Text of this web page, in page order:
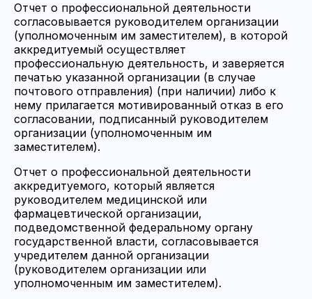
Отчет о профессиональной деятельности
согласовывается руководителем организации
(уполномоченным им заместителем), в которой
аккредитуемый осуществляет
профессиональную деятельность, и заверяется
печатью указанной организации (в случае
почтового отправления) (при наличии) либо к
нему прилагается мотивированный отказ в его
согласовании, подписанный руководителем
организации (уполномоченным им
заместителем).
Отчет о профессиональной деятельности
аккредитуемого, который является
руководителем медицинской или
фармацевтической организации,
подведомственной федеральному органу
государственной власти, согласовывается
учредителем данной организации
(руководителем организации или
уполномоченным им заместителем).